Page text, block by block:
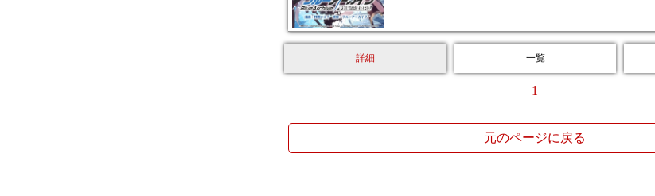
詳細 一覧
1
元のページに戻る